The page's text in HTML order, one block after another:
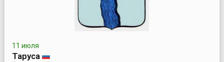
11 июля
Таруса